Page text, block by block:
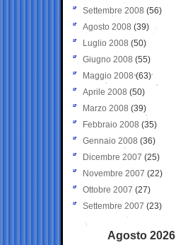
Settembre 2008 (56)
Agosto 2008 (39)
Luglio 2008 (50)
Giugno 2008 (55)
Maggio 2008(63)
Aprile 2008 (50)
Marzo 2008 (39)
Febbraio 2008 (35)
Gennaio 2008 (36)
Dicembre 2007 (25)
Novembre 2007 (22)
Ottobre 2007 (27)
Settembre 2007 (23)
Agosto 2026